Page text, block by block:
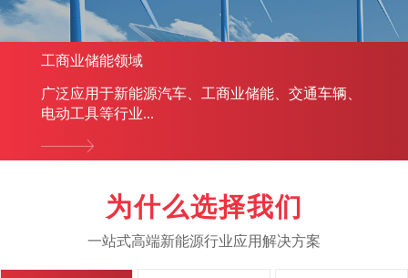
工商业储能领域
广泛应用于新能源汽车、工商业储能、交通车辆、
电动工具等行业...
为什么选择我们
一站式高端新能源行业应用解决方案